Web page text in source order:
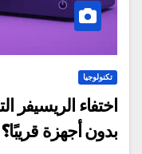
تكنولوجيا
اختفاء الريسيفر
بدون أجهزة قريبًا؟